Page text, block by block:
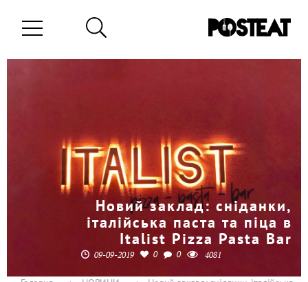
Новий заклад: сніданки,
італійська паста та піца в
Italist Pizza Pasta Bar
09-09-2019 0 0 4081